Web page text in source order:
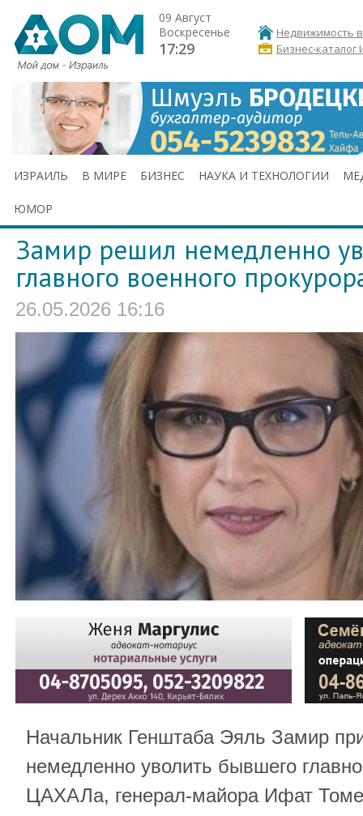
09 Август
Воскресенье
17:29
Недвижимость
Бизнес-каталог
ИЗРАИЛЬ В МИРЕ БИЗНЕС НАУКА И ТЕХНОЛОГИИ
ЮМОР
Замир решил немедленно
главного военного
26.05.2026 16:16
Начальник Генштаба Эяль Замир
немедленно уволить бывшего
ЦАХАЛа, генерал-майора Ифат